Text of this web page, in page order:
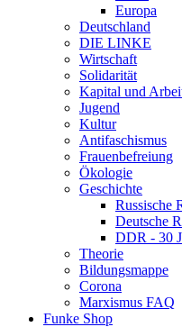
Europa
Deutschland
DIE LINKE
Wirtschaft
Solidarität
Kapital und
Jugend
Kultur
Antifaschismus
Frauenbefreiung
Ökologie
Geschichte
Russische
Deutsche
DDR - 30
Theorie
Bildungsmappe
Corona
Marxismus FAQ
Funke Shop